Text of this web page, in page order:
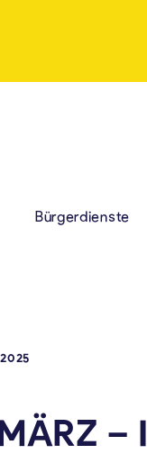
Bürgerdienste
–